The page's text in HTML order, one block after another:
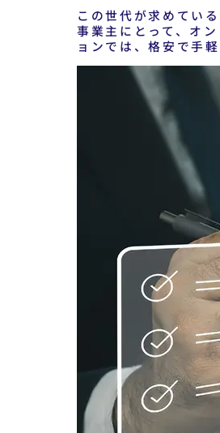
この世代が求めてい
事業主にとって、オ
ョンでは、格安で手